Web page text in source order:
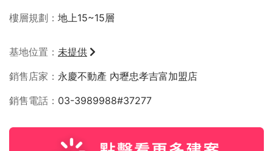
樓層規劃
地上15~15層
基地位置
未提供
銷售店家
永慶不動產 內壢忠孝吉富加盟店
銷售電話
03-3989988#37277